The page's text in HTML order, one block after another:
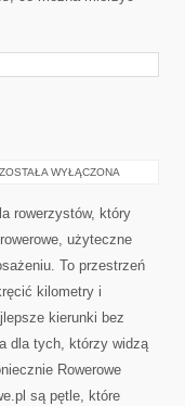
TRENING
ZOSTAŁA WYŁĄCZONA
rowerzystów, który
użyteczne
To przestrzeń
kilometry i
kierunki bez
dla tych, którzy widzą
Rowerowe
są pętle, które